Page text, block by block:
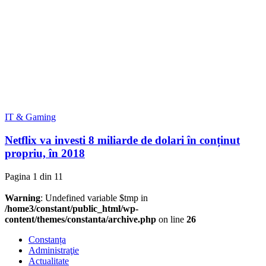
IT & Gaming
Netflix va investi 8 miliarde de dolari în conținut
propriu, în 2018
Pagina 1 din 11
Warning: Undefined variable $tmp in
/home3/constant/public_html/wp-
content/themes/constanta/archive.php on line 26
Constanța
Administraţie
Actualitate